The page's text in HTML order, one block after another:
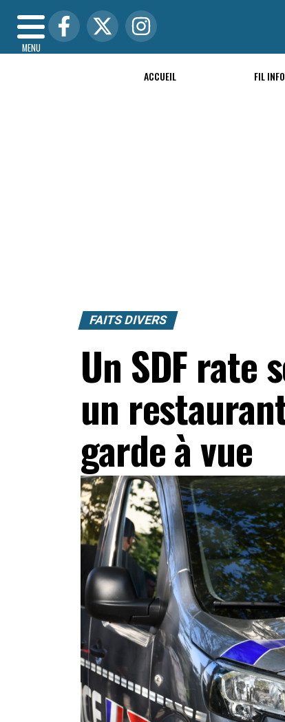
MENU
ACCUEIL FIL INFO
FAITS DIVERS
Un SDF rate
un
garde à vue